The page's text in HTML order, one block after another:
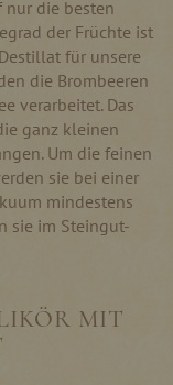
die besten
der Früchte ist
für unsere
die Brombeeren
verarbeitet. Das
ganz kleinen
Um die feinen
sie bei einer
mindestens
sie im Steingut-
MIT